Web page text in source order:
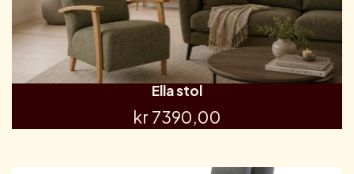
Ella stol
kr 7390,00